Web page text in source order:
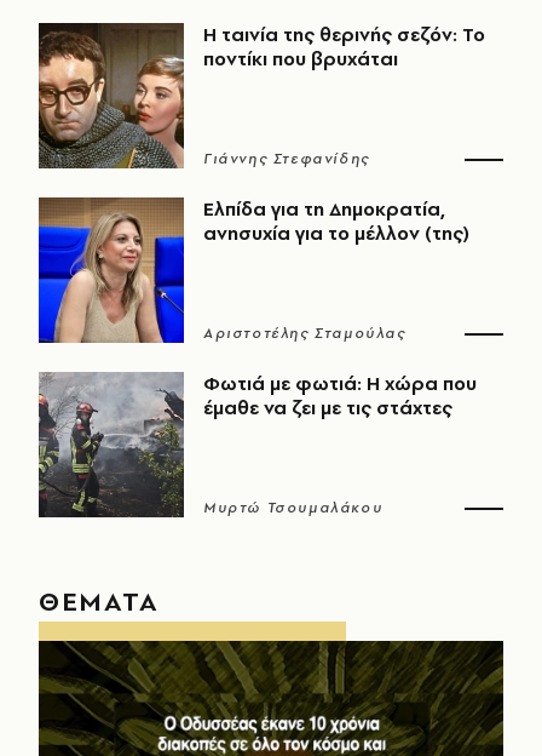
Η ταινία της θερινής σεζόν: Το
ποντίκι που βρυχάται
Γιάννης Στεφανίδης
Ελπίδα για τη Δημοκρατία,
ανησυχία για το μέλλον (της)
Αριστοτέλης Σταμούλας
Φωτιά με φωτιά: Η χώρα που
έμαθε να ζει με τις στάχτες
Μυρτώ Τσουμαλάκου
ΘΕΜΑΤΑ